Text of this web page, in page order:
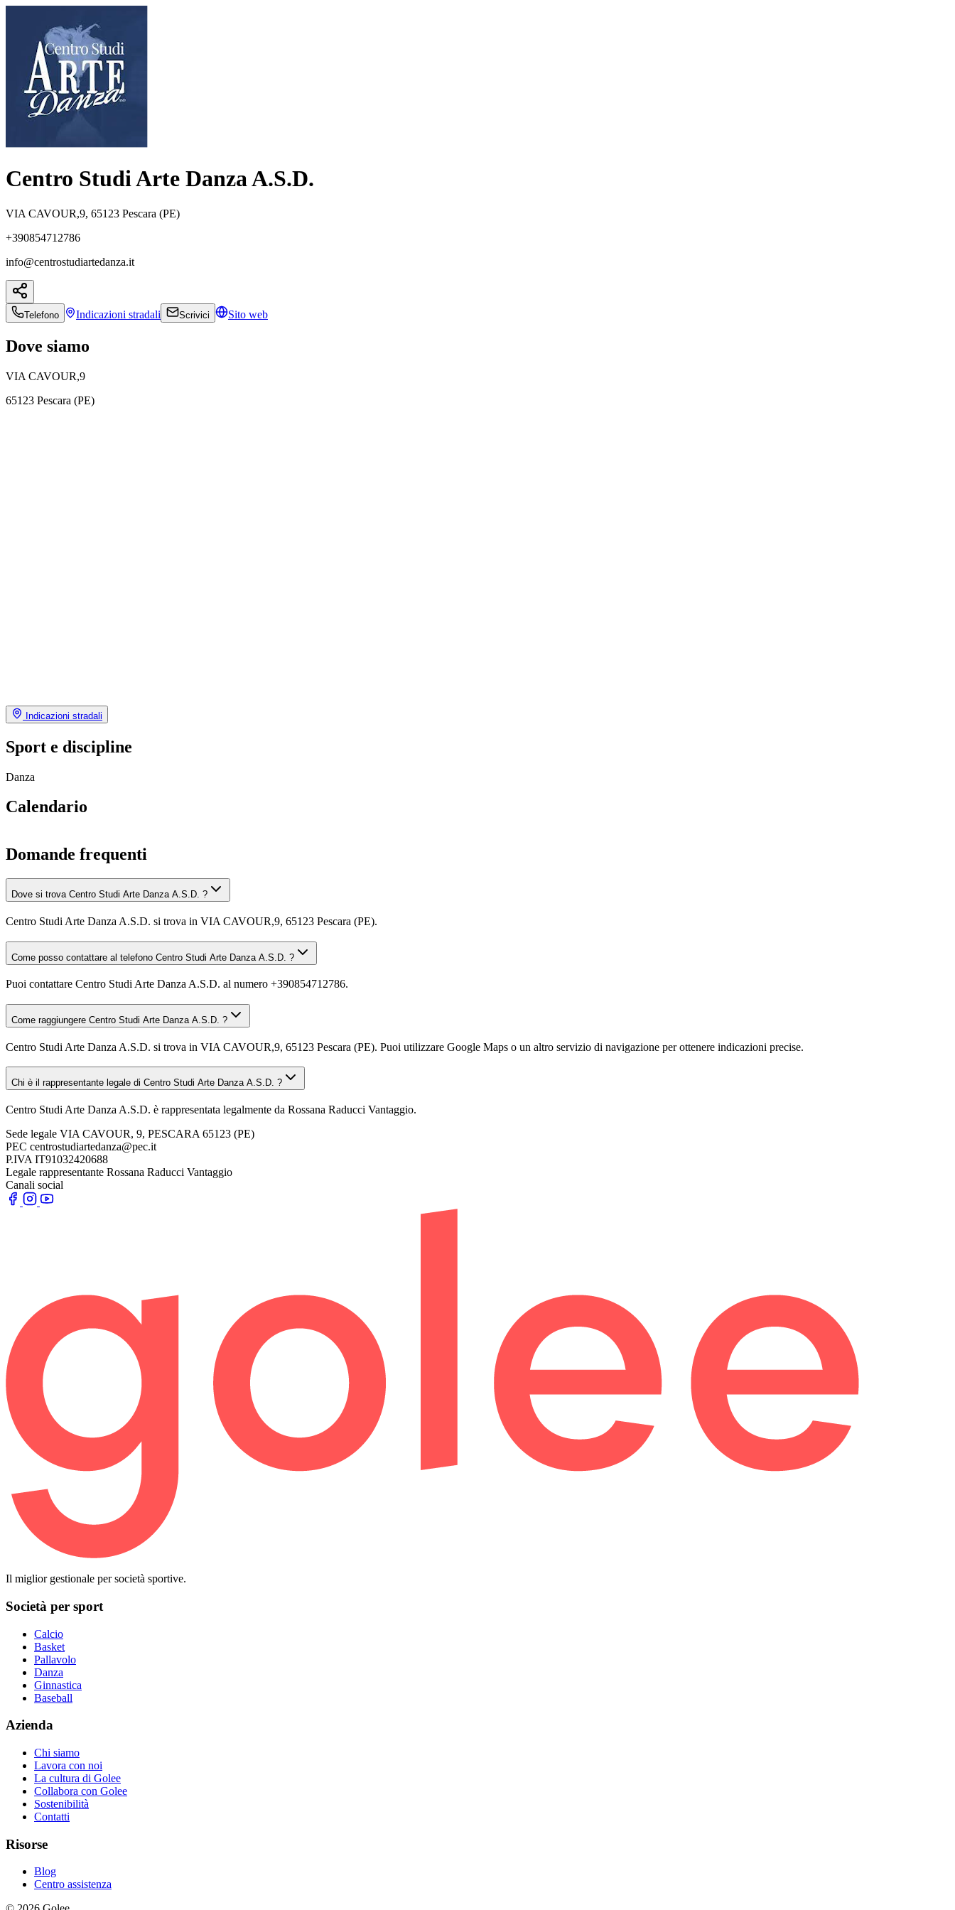
Centro Studi Arte Danza A.S.D.
VIA CAVOUR,9, 65123 Pescara (PE)
+390854712786
info@centrostudiartedanza.it
Telefono Indicazioni stradali Scrivici Sito web
Dove siamo
VIA CAVOUR,9
65123 Pescara (PE)
Indicazioni stradali
Sport e discipline
Danza
Calendario
Domande frequenti
Dove si trova Centro Studi Arte Danza A.S.D. ?
Centro Studi Arte Danza A.S.D. si trova in VIA CAVOUR,9, 65123 Pescara (PE).
Come posso contattare al telefono Centro Studi Arte Danza A.S.D. ?
Puoi contattare Centro Studi Arte Danza A.S.D. al numero +390854712786.
Come raggiungere Centro Studi Arte Danza A.S.D. ?
Centro Studi Arte Danza A.S.D. si trova in VIA CAVOUR,9, 65123 Pescara (PE). Puoi utilizzare Google Maps o un altro servizio di navigazione per ottenere indicazioni precise.
Chi è il rappresentante legale di Centro Studi Arte Danza A.S.D. ?
Centro Studi Arte Danza A.S.D. è rappresentata legalmente da Rossana Raducci Vantaggio.
Sede legale VIA CAVOUR, 9, PESCARA 65123 (PE)
PEC centrostudiartedanza@pec.it
P.IVA IT91032420688
Legale rappresentante Rossana Raducci Vantaggio
Canali social
Il miglior gestionale per società sportive.
Società per sport
Calcio
Basket
Pallavolo
Danza
Ginnastica
Baseball
Azienda
Chi siamo
Lavora con noi
La cultura di Golee
Collabora con Golee
Sostenibilità
Contatti
Risorse
Blog
Centro assistenza